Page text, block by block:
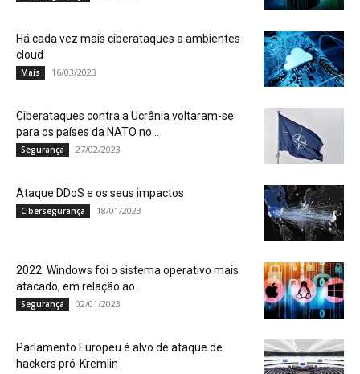
Há cada vez mais ciberataques a ambientes
cloud
Mais 16/03/2023
Ciberataques contra a Ucrânia voltaram-se
para os países da NATO no...
Segurança 27/02/2023
Ataque DDoS e os seus impactos
Cibersegurança 18/01/2023
2022: Windows foi o sistema operativo mais
atacado, em relação ao...
Segurança 02/01/2023
Parlamento Europeu é alvo de ataque de
hackers pró-Kremlin